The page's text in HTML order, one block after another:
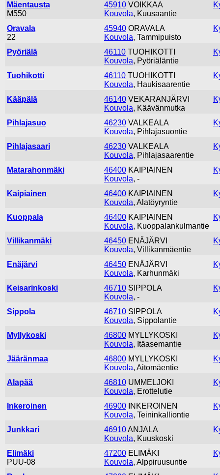
Mäentausta
M550
45910 VOIKKAA
Kouvola, Kuusaantie
Oravala
22
45940 ORAVALA
Kouvola, Tammipuisto
Pyöriälä 46110 TUOHIKOTTI
Kouvola, Pyöriäläntie
Tuohikotti 46110 TUOHIKOTTI
Kouvola, Haukisaarentie
Kääpälä 46140 VEKARANJÄRVI
Kouvola, Käävänmutka
Pihlajasuo 46230 VALKEALA
Kouvola, Pihlajasuontie
Pihlajasaari 46230 VALKEALA
Kouvola, Pihlajasaarentie
Matarahonmäki 46400 KAIPIAINEN
Kouvola, -
Kaipiainen 46400 KAIPIAINEN
Kouvola, Alatöyryntie
Kuoppala 46400 KAIPIAINEN
Kouvola, Kuoppalankulmantie
Villikanmäki 46450 ENÄJÄRVI
Kouvola, Villikanmäentie
Enäjärvi 46450 ENÄJÄRVI
Kouvola, Karhunmäki
Keisarinkoski 46710 SIPPOLA
Kouvola, -
Sippola 46710 SIPPOLA
Kouvola, Sippolantie
Myllykoski 46800 MYLLYKOSKI
Kouvola, Itäasemantie
Jääränmaa 46800 MYLLYKOSKI
Kouvola, Aitomäentie
Alapää 46810 UMMELJOKI
Kouvola, Erottelutie
Inkeroinen 46900 INKEROINEN
Kouvola, Teininkalliontie
Junkkari 46910ANJALA
Kouvola, Kuuskoski
Elimäki
PUU-08
47200 ELIMÄKI
Kouvola, Alppiruusuntie